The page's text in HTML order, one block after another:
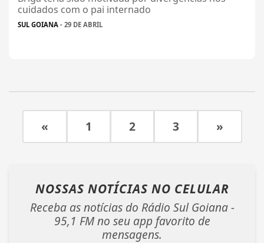
cuidados com o pai internado
SUL GOIANA - 29 DE ABRIL
« 1 2 3 »
NOSSAS NOTÍCIAS NO CELULAR
Receba as notícias do Rádio Sul Goiana -
95,1 FM no seu app favorito de
mensagens.